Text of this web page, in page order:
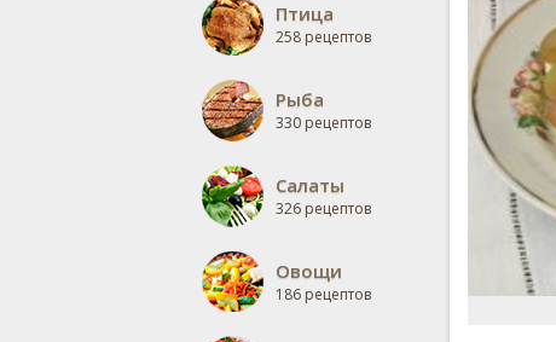
Птица
258 рецептов
Рыба
330 рецептов
Салаты
326 рецептов
Овощи
186 рецептов